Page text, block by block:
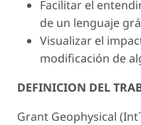
Facilitar el
de un lenguaje
Visualizar el
modificación de
DEFINICION DEL
Grant Geophysical